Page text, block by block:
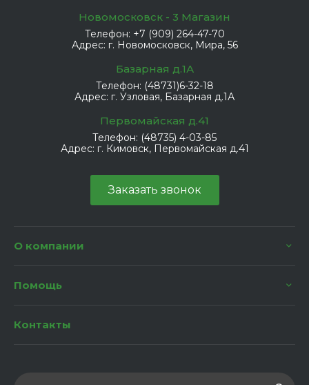
Новомосковск - 3 Магазин
Телефон: +7 (909) 264-47-70
Адрес: г. Новомосковск, Мира, 56
Базарная д.1А
Телефон: (48731)6-32-18
Адрес: г. Узловая, Базарная д.1А
Первомайская д.41
Телефон: (48735) 4-03-85
Адрес: г. Кимовск, Первомайская д.41
Заказать звонок
О компании
Помощь
Контакты